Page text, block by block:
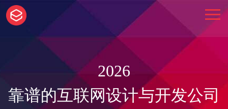
2026
靠谱的互联网设计与开发公司